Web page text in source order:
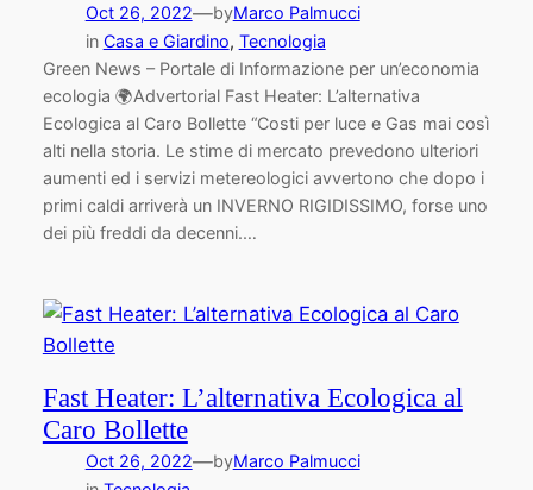
Oct 26, 2022—byMarco Palmucci
in Casa e Giardino, Tecnologia
Green News – Portale di Informazione per un’economia
ecologia 🌍Advertorial Fast Heater: L’alternativa
Ecologica al Caro Bollette “Costi per luce e Gas mai così
alti nella storia. Le stime di mercato prevedono ulteriori
aumenti ed i servizi metereologici avvertono che dopo i
primi caldi arriverà un INVERNO RIGIDISSIMO, forse uno
dei più freddi da decenni.…
Fast Heater: L’alternativa Ecologica al
Caro Bollette
Oct 26, 2022—byMarco Palmucci